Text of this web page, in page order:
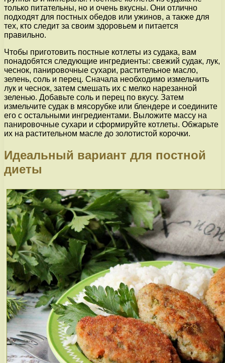
только питательны, но и очень вкусны. Они отлично
подходят для постных обедов или ужинов, а также для
тех, кто следит за своим здоровьем и питается
правильно.
Чтобы приготовить постные котлеты из судака, вам
понадобятся следующие ингредиенты: свежий судак, лук,
чеснок, панировочные сухари, растительное масло,
зелень, соль и перец. Сначала необходимо измельчить
лук и чеснок, затем смешать их с мелко нарезанной
зеленью. Добавьте соль и перец по вкусу. Затем
измельчите судак в мясорубке или блендере и соедините
его с остальными ингредиентами. Выложите массу на
панировочные сухари и сформируйте котлеты. Обжарьте
их на растительном масле до золотистой корочки.
Идеальный вариант для постной
диеты